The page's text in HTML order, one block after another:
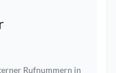
Rufnummern in